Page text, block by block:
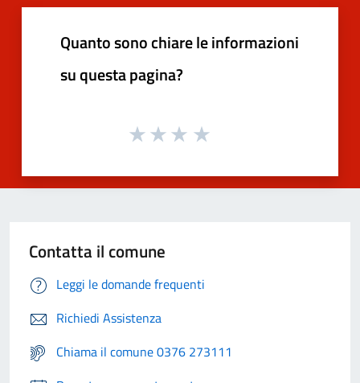
Quanto sono chiare le informazioni
su questa pagina?
Contatta il comune
Leggi le domande frequenti
Richiedi Assistenza
Chiama il comune 0376 273111